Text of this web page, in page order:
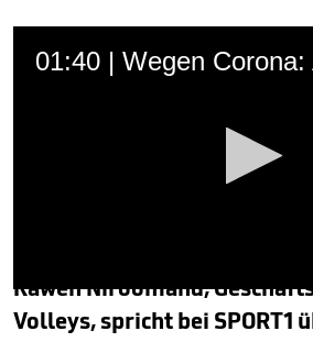
0
seconds
of
Katharina Hosser,
11.03.2020 • 14:08 Uhr
Kaweh Niroomand,
Volleys, spricht bei SPORT1